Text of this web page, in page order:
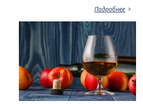
Подробнее